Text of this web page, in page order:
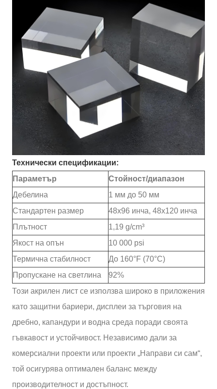
Технически спецификации:
Параметър
Стойност/диапазон
Дебелина
1 мм до 50 мм
Стандартен размер
48x96 инча, 48x120 инча
Плътност
1,19 g/cm³
Якост на опън
10 000 psi
Термична стабилност
До 160°F (70°C)
Пропускане на светлина
92%
Този акрилен лист се използва широко в приложения
като защитни бариери, дисплеи за търговия на
дребно, капандури и водна среда поради своята
гъвкавост и устойчивост. Независимо дали за
комерсиални проекти или проекти „Направи си сам“,
той осигурява оптимален баланс между
производителност и достъпност.